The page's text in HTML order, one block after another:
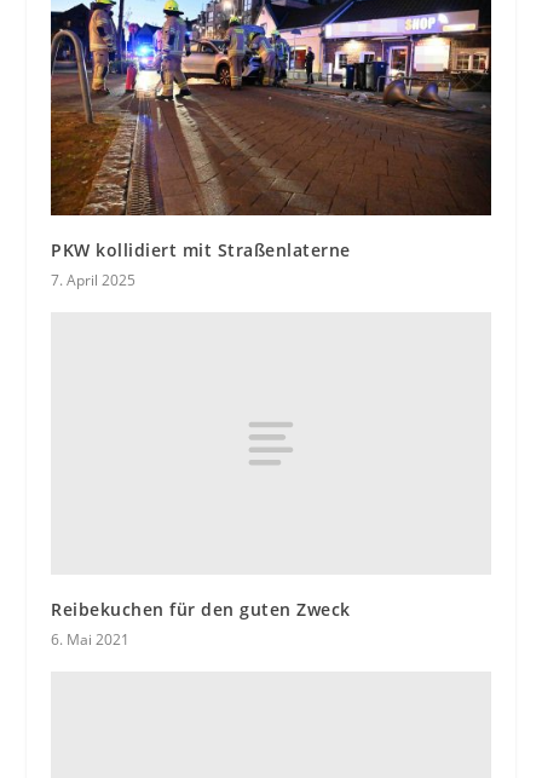
PKW kollidiert mit Straßenlaterne
7. April 2025
Reibekuchen für den guten Zweck
6. Mai 2021